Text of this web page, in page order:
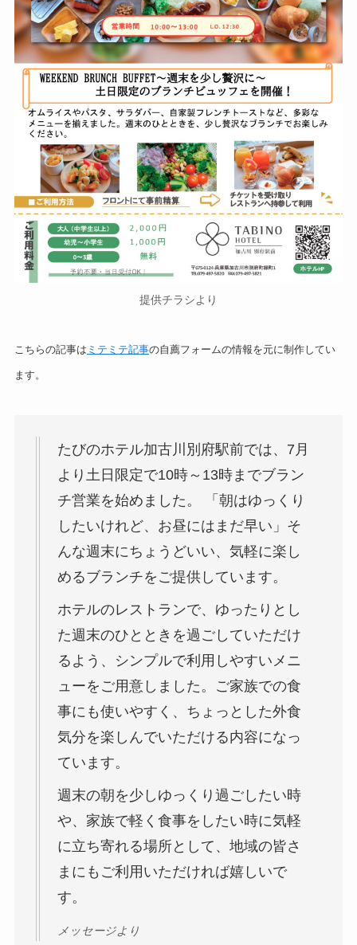
提供チラシより
こちらの記事は ミテミテ記事の自薦フォームの情報を元に制作してい
ます。
たびのホテル加古川別府駅前では、7月
より土日限定で10時～13時までブラン
チ営業を始めました。 「朝はゆっくり
したいけれど、お昼にはまだ早い」そ
んな週末にちょうどいい、気軽に楽し
めるブランチをご提供しています。
ホテルのレストランで、ゆったりとし
た週末のひとときを過ごしていただけ
るよう、シンプルで利用しやすいメニ
ューをご用意しました。ご家族での食
事にも使いやすく、ちょっとした外食
気分を楽しんでいただける内容になっ
ています。
週末の朝を少しゆっくり過ごしたい時
や、家族で軽く食事をしたい時に気軽
に立ち寄れる場所として、地域の皆さ
まにもご利用いただければ嬉しいで
す。
メッセージより